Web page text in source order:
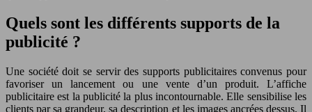
Quels sont les différents supports de la
publicité ?
Une société doit se servir des supports publicitaires convenus pour
favoriser un lancement ou une vente d’un produit. L’affiche
publicitaire est la publicité la plus incontournable. Elle sensibilise les
clients par sa grandeur, sa description et les images ancrées dessus. Il